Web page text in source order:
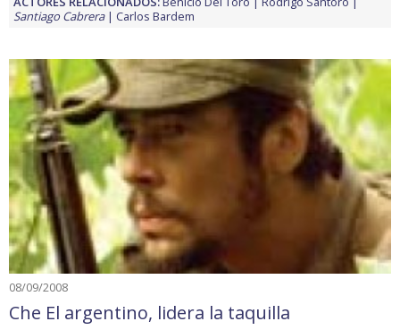
Santiago Cabrera
Carlos Bardem
08/09/2008
Che El argentino, lidera la taquilla